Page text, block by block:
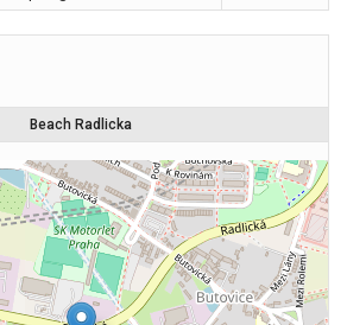
Beach Radlicka